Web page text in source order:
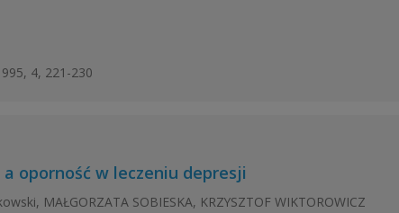
4, 221-230
oporność w leczeniu depresji
MAŁGORZATA SOBIESKA, KRZYSZTOF WIKTOROWICZ